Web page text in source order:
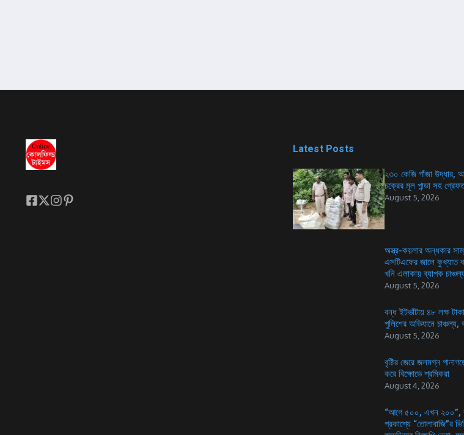
Latest Posts
২৩০ কেজি গাঁজা উদ্ধার,
চক্রের মূল পান্ডা সহ
August 5, 2026
অস্ত্র-কয়লার অন্ধকার
এসটিএফের জালে কুখ্যাত
খনি এলাকায় ব্যাপক
August 5, 2026
বন্ধ ইটভাঁটায় ৪৮ লক্ষ
পুলিশের অভিযানে চাঞ্চল্য,
August 5, 2026
বৃষ্টির জেরে জলমগ্ন
করে বিক্ষোভে শ্রমিকরা
August 4, 2026
“আগে ৫০০, এখন ২০০”,
প্রকাশ্যে “তোলাবাজি”র